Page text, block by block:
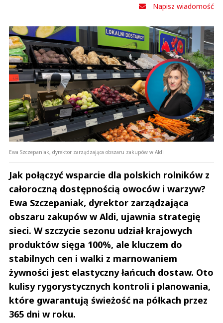
Napisz wiadomość
Ewa Szczepaniak, dyrektor zarządzająca obszaru zakupów w Aldi
Jak połączyć wsparcie dla polskich rolników z
całoroczną dostępnością owoców i warzyw?
Ewa Szczepaniak, dyrektor zarządzająca
obszaru zakupów w Aldi, ujawnia strategię
sieci. W szczycie sezonu udział krajowych
produktów sięga 100%, ale kluczem do
stabilnych cen i walki z marnowaniem
żywności jest elastyczny łańcuch dostaw. Oto
kulisy rygorystycznych kontroli i planowania,
które gwarantują świeżość na półkach przez
365 dni w roku.